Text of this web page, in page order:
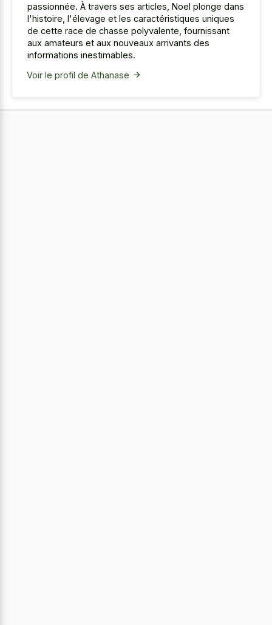
passionnée. À travers ses articles, Noel plonge dans
l'histoire, l'élevage et les caractéristiques uniques
de cette race de chasse polyvalente, fournissant
aux amateurs et aux nouveaux arrivants des
informations inestimables.
Voir le profil de Athanase